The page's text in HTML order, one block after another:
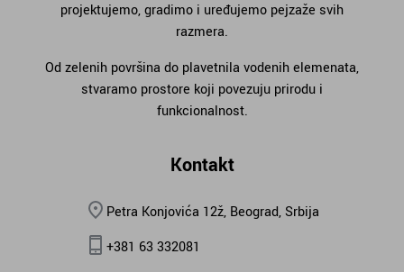
projektujemo, gradimo i uređujemo pejzaže svih
razmera.
Od zelenih površina do plavetnila vodenih elemenata,
stvaramo prostore koji povezuju prirodu i
funkcionalnost.
Kontakt
Petra Konjovića 12ž, Beograd, Srbija
+381 63 332081